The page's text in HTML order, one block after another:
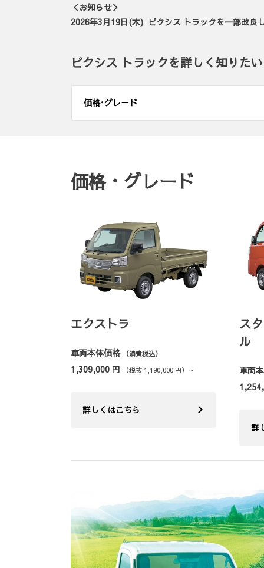
＜お知らせ＞
2026年3月19日(木) ピクシス トラックを一部改良
ピクシス トラックを詳しく知りたい
価格･グレード
価格・グレード
エクストラ
車両本体価格 （消費税込）
1,309,000 円 （税抜 1,190,000 円）～
詳しくはこちら
ス
ル
車両
詳